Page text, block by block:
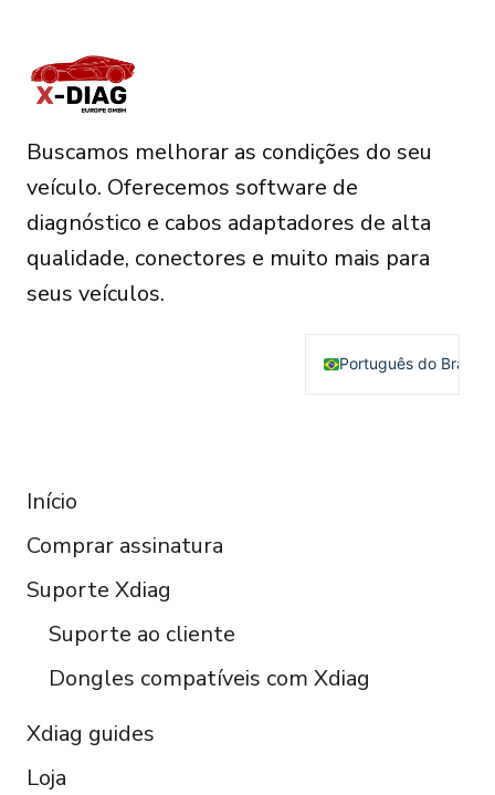
Buscamos melhorar as condições do seu
veículo. Oferecemos software de
diagnóstico e cabos adaptadores de alta
qualidade, conectores e muito mais para
seus veículos.
Português do Brasil
English
Início
Comprar assinatura
Suporte Xdiag
Suporte ao cliente
Dongles compatíveis com Xdiag
Xdiag guides
Loja